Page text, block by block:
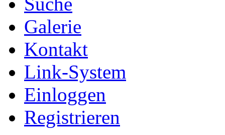
Galerie
Kontakt
Link-System
Einloggen
Registrieren